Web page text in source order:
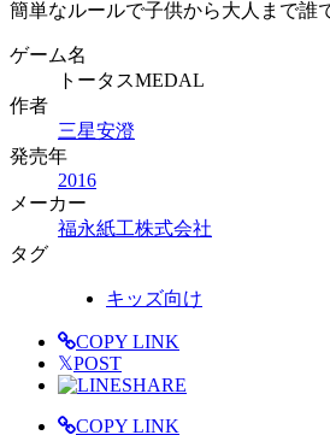
簡単なルールで子供から大人まで誰
ゲーム名
トータスMEDAL
作者
三星安澄
発売年
2016
メーカー
福永紙工株式会社
タグ
キッズ向け
COPY LINK
𝕏POST
SHARE
COPY LINK